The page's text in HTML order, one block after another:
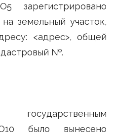
зарегистрировано
земельный участок,
<адрес>, общей
№.
было вынесено